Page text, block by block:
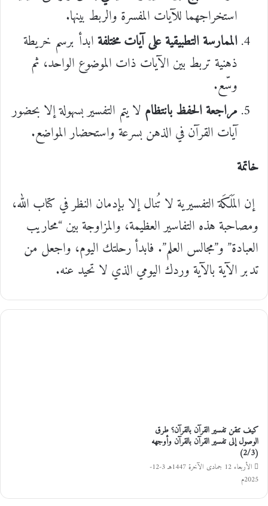
استخراجهما للآيات المفسرة والربط بينها.
الممارسة التطبيقية على آيات مختلفةابدأ برسم خريطة
ذهنية تربط بين الآيات ذات الموضوع الواحد، ثم
وسّع.
مراجعة الحفظ بانتظاملا يتم التفسير بسهولة إلا بحضور
آيات القرآن في الذهن بسرعة واستحضار المواضع.
خاتمة
إن المَلَكَة التفسيرية لا تُنال إلا بإدمان النظر في كتاب الله،
ومصاحبة هذه التفاسير العظيمة، والمزاوجة بين “محاريب
العبادة” و”مجالس العلم”. فابدأ رحلتك اليوم، واجعل من
تدبر الآية بالآية وردك اليومي الذي لا تحيد عنه.
كيف تتقن تفسير القرآن بالقرآن؟ طرق
الوصول إلى تفسير القرآن بالقرآن وأوجهه
(2/3)
الأربعاء 12 جمادى الآخرة 1447هـ 3-12-
2025م